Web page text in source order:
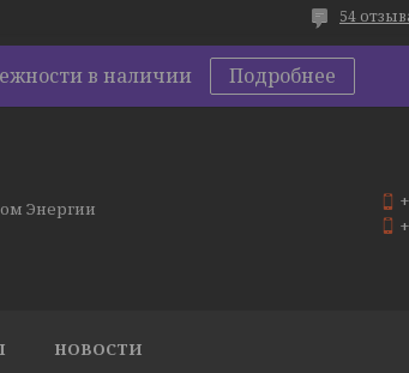
54
в наличии Подробнее
Энергии
НОВОСТИ